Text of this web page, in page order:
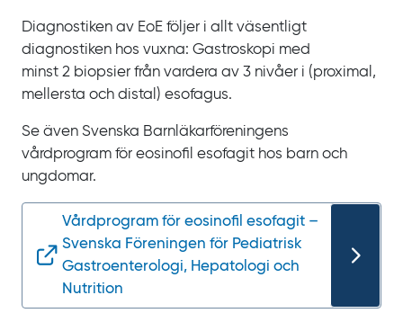
Diagnostiken av EoE följer i allt väsentligt
diagnostiken hos vuxna: Gastroskopi med
minst 2 biopsier från vardera av 3 nivåer i (proximal,
mellersta och distal) esofagus.
Se även Svenska Barnläkarföreningens
vårdprogram för eosinofil esofagit hos barn och
ungdomar.
Vårdprogram för eosinofil esofagit –
Svenska Föreningen för Pediatrisk
Gastroenterologi, Hepatologi och
Nutrition